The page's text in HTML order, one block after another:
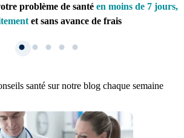
problème de santé en moins de 7 jours,
et sans avance de frais
santé sur notre blog chaque semaine